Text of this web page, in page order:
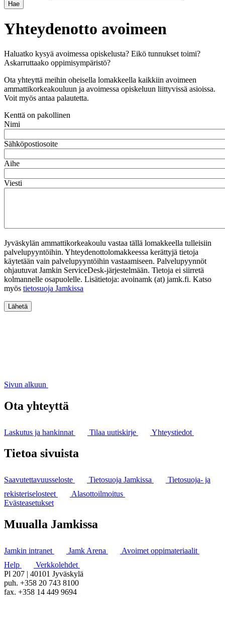
Yhteydenotto avoimeen
Haluatko kysyä avoimessa opiskelusta? Eikö tunnukset toimi?
Askarruttaako oppimisympäristö?
Ota yhteyttä meihin oheisella lomakkeella kaikkiin avoimeen
ammattikorkeakouluun ja avoimessa opiskeluun liittyvissä asioissa.
Voit myös antaa palautetta.
Kenttä on pakollinen
Nimi
Sähköpostiosoite
Aihe
Viesti
Jyväskylän ammattikorkeakoulu vastaa tällä lomakkeella tulleisiin
palvelupyyntöihin. Yhteydenottolomakkeessa kerättyjä tietoja
käytetään vain palvelupyyntöihin vastaamiseen. Palvelupyynnöt
ohjautuvat Jamkin ServiceDesk-järjestelmään. Tietoja ei siirretä
kolmannelle osapuolelle. Lisätietoja: avoinamk (at) jamk.fi. Katso
myös tietosuoja Jamkissa
Sivun alkuun
Ota yhteyttä
Laskutus ja hankinnat Tilaa uutiskirje Yhteystiedot
Tietoa sivuista
Saavutettavuusseloste Tietosuoja Jamkissa
Tietosuoja- ja
rekisteriselosteet
Alasottoilmoitus
Evästeasetukset
Muualla Jamkissa
Jamkin intranet Jamk Arena
Avoimet oppimateriaalit
Help
Verkkolehdet
Pl 207 | 40101 Jyväskylä
puh. +358 20 743 8100
fax. +358 14 449 9694